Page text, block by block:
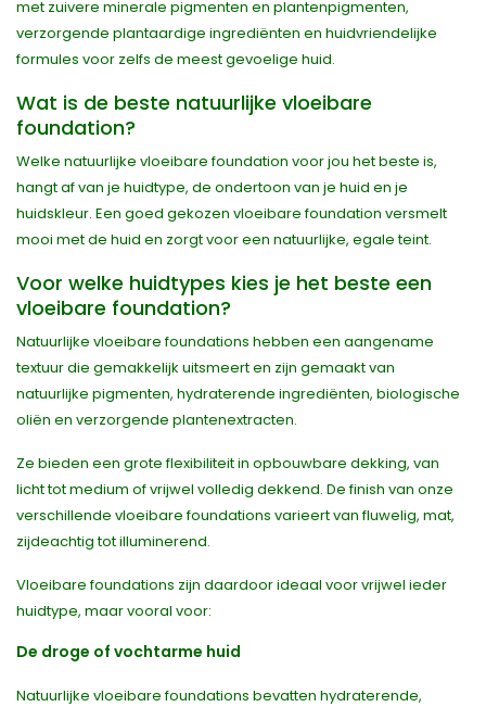
met zuivere minerale pigmenten en plantenpigmenten,
verzorgende plantaardige ingrediënten en huidvriendelijke
formules voor zelfs de meest gevoelige huid.
Wat is de beste natuurlijke vloeibare
foundation?
Welke natuurlijke vloeibare foundation voor jou het beste is,
hangt af van je huidtype, de ondertoon van je huid en je
huidskleur. Een goed gekozen vloeibare foundation versmelt
mooi met de huid en zorgt voor een natuurlijke, egale teint.
Voor welke huidtypes kies je het beste een
vloeibare foundation?
Natuurlijke vloeibare foundations hebben een aangename
textuur die gemakkelijk uitsmeert en zijn gemaakt van
natuurlijke pigmenten, hydraterende ingrediënten, biologische
oliën en verzorgende plantenextracten.
Ze bieden een grote flexibiliteit in opbouwbare dekking, van
licht tot medium of vrijwel volledig dekkend. De finish van onze
verschillende vloeibare foundations varieert van fluwelig, mat,
zijdeachtig tot illuminerend.
Vloeibare foundations zijn daardoor ideaal voor vrijwel ieder
huidtype, maar vooral voor:
De droge of vochtarme huid
Natuurlijke vloeibare foundations bevatten hydraterende,